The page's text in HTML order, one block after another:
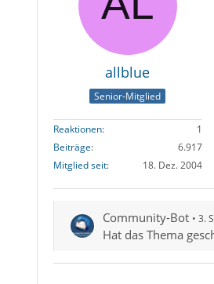
allblue
Senior-Mitglied
Reaktionen
1
Beiträge
6.917
Mitglied seit
18. Dez. 2004
Community-Bot 3.
Hat das Thema